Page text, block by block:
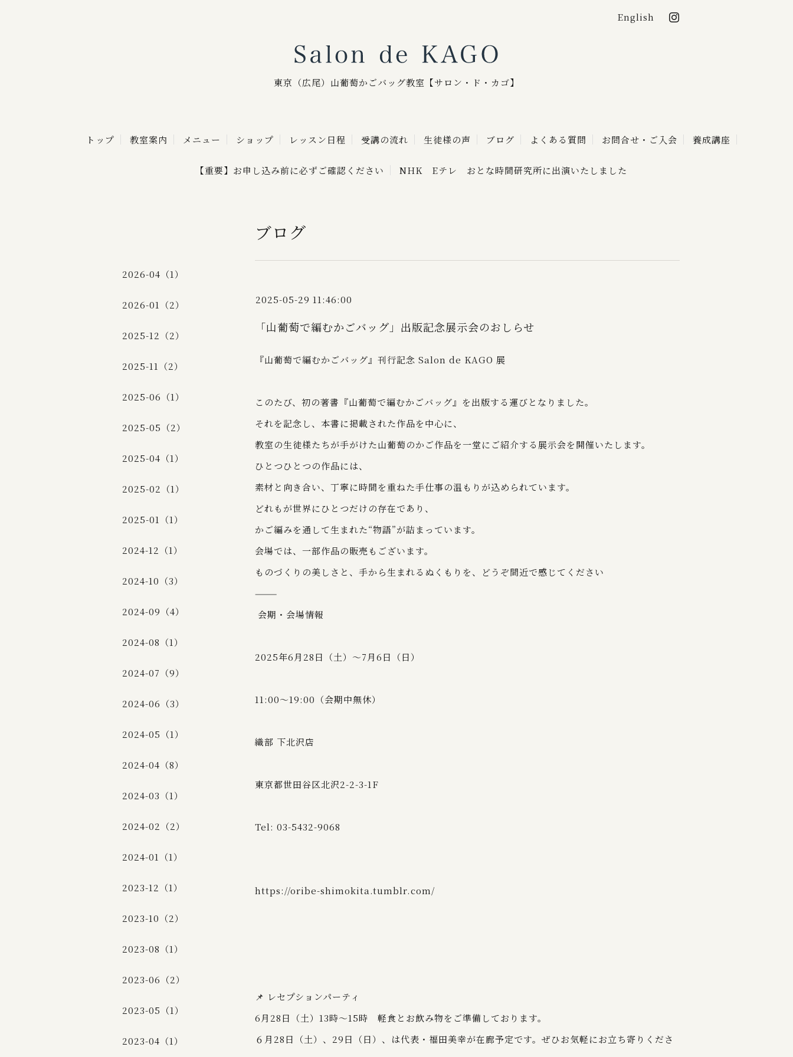
English
東京（広尾）山葡萄かごバッグ教室【サロン・ド・カゴ】
トップ 教室案内 メニュー ショップ レッスン日程 受講の流れ 生徒様の声 ブログ よくある質問 お問合せ・ご入会 養成講座
【重要】お申し込み前に必ずご確認ください NHK Eテレ おとな時間研究所に出演いたしました
ブログ
2025-05-29 11:46:00
「山葡萄で編むかごバッグ」出版記念展示会のおしらせ
『山葡萄で編むかごバッグ』刊行記念 Salon de KAGO 展
このたび、初の著書『山葡萄で編むかごバッグ』を出版する運びとなりました。
それを記念し、本書に掲載された作品を中心に、
教室の生徒様たちが手がけた山葡萄のかご作品を一堂にご紹介する展示会を開催いたします。
ひとつひとつの作品には、
素材と向き合い、丁寧に時間を重ねた手仕事の温もりが込められています。
どれもが世界にひとつだけの存在であり、
かご編みを通して生まれた“物語”が詰まっています。
会場では、一部作品の販売もございます。
ものづくりの美しさと、手から生まれるぬくもりを、どうぞ間近で感じてください
⸻
会期・会場情報
2025年6月28日（土）〜7月6日（日）
11:00〜19:00（会期中無休）
織部 下北沢店
東京都世田谷区北沢2-2-3-1F
Tel: 03-5432-9068
https://oribe-shimokita.tumblr.com/
📌 レセプションパーティ
6月28日（土）13時～15時 軽食とお飲み物をご準備しております。
６月28日（土）、29日（日）、は代表・福田美幸が在廊予定です。ぜひお気軽にお立ち寄りくださ
2026-04（1）
2026-01（2）
2025-12（2）
2025-11（2）
2025-06（1）
2025-05（2）
2025-04（1）
2025-02（1）
2025-01（1）
2024-12（1）
2024-10（3）
2024-09（4）
2024-08（1）
2024-07（9）
2024-06（3）
2024-05（1）
2024-04（8）
2024-03（1）
2024-02（2）
2024-01（1）
2023-12（1）
2023-10（2）
2023-08（1）
2023-06（2）
2023-05（1）
2023-04（1）